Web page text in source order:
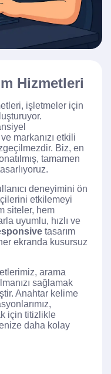
Hizmetleri
işletmeler için
markanızı etkili
Biz, en
tamamen
deneyimini ön
etkilemeyi
siteler, hem
uyumlu, hızlı ve
tasarım
ekranda kusursuz
arama
sağlamak
Anahtar kelime
için titizlikle
daha kolay